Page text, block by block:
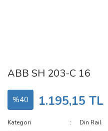
ABB SH 203-C 16
%40 1.195,15 TL
Kategori
Din Rail